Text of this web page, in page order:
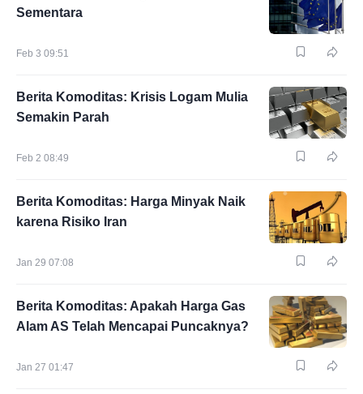
Sementara
Feb 3 09:51
Berita Komoditas: Krisis Logam Mulia
Semakin Parah
Feb 2 08:49
Berita Komoditas: Harga Minyak Naik
karena Risiko Iran
Jan 29 07:08
Berita Komoditas: Apakah Harga Gas
Alam AS Telah Mencapai Puncaknya?
Jan 27 01:47